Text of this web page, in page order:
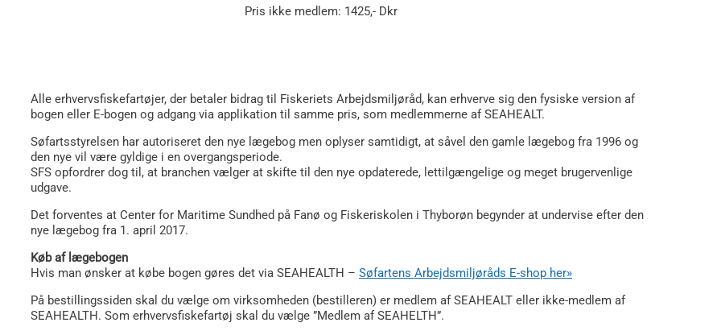
Pris ikke medlem: 1425,- Dkr
Alle erhvervsfiskefartøjer, der betaler bidrag til Fiskeriets Arbejdsmiljøråd, kan erhverve sig den fysiske version af
bogen eller E-bogen og adgang via applikation til samme pris, som medlemmerne af SEAHEALT.
Søfartsstyrelsen har autoriseret den nye lægebog men oplyser samtidigt, at såvel den gamle lægebog fra 1996 og
den nye vil være gyldige i en overgangsperiode.
SFS opfordrer dog til, at branchen vælger at skifte til den nye opdaterede, lettilgængelige og meget brugervenlige
udgave.
Det forventes at Center for Maritime Sundhed på Fanø og Fiskeriskolen i Thyborøn begynder at undervise efter den
nye lægebog fra 1. april 2017.
Køb af lægebogen
Hvis man ønsker at købe bogen gøres det via SEAHEALTH – Søfartens Arbejdsmiljøråds E-shop her»
På bestillingssiden skal du vælge om virksomheden (bestilleren) er medlem af SEAHEALT eller ikke-medlem af
SEAHEALTH. Som erhvervsfiskefartøj skal du vælge ”Medlem af SEAHELTH”.